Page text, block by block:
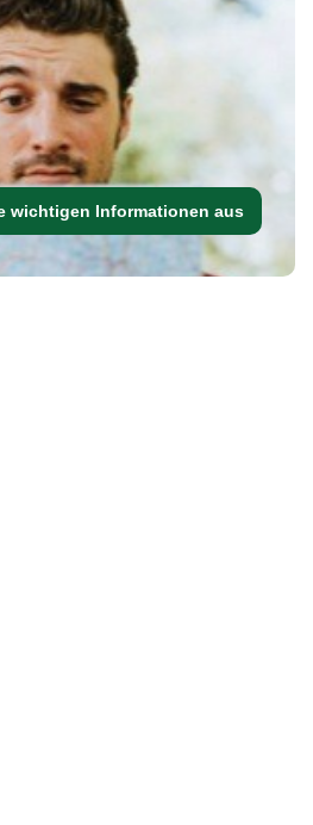
wichtigen Informationen aus